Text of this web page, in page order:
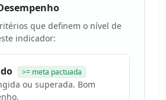
que definem o nível de
indicador:
>= meta pactuada
ou superada. Bom